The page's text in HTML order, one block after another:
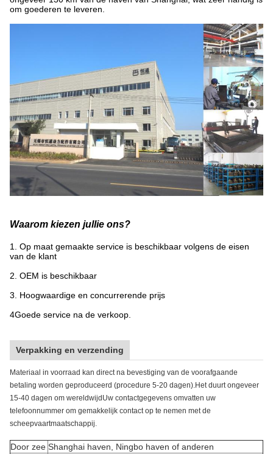
om goederen te leveren.
Waarom kiezen jullie ons?
1. Op maat gemaakte service is beschikbaar volgens de eisen
van de klant
2. OEM is beschikbaar
3. Hoogwaardige en concurrerende prijs
4Goede service na de verkoop.
Verpakking en verzending
Materiaal in voorraad kan direct na bevestiging van de voorafgaande
betaling worden geproduceerd (procedure 5-20 dagen).Het duurt ongeveer
15-40 dagen om wereldwijdUw contactgegevens omvatten uw
telefoonnummer om gemakkelijk contact op te nemen met de
scheepvaartmaatschappij.
Door zee Shanghai haven, Ningbo haven of anderen